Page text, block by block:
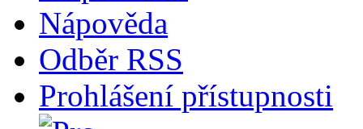
Nápověda
Odběr RSS
Prohlášení přístupnosti